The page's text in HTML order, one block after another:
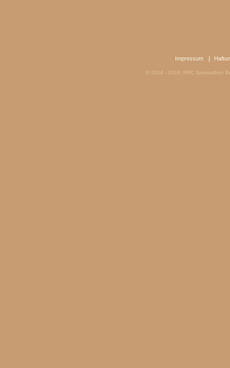
Impressum
© 2014 - 2016: RRC Spreeathen